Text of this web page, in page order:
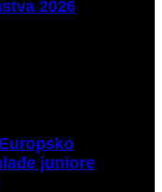
2026
juniore